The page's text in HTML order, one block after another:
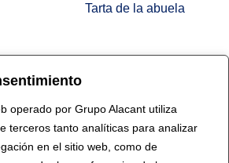
operado por Grupo Alacant utiliza
terceros tanto analíticas para analizar
en el sitio web, como de
Tarta de la abuela
a Cremas Heladerías